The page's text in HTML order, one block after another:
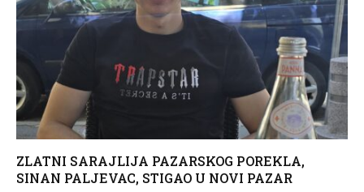
ZLATNI SARAJLIJA PAZARSKOG POREKLA,
SINAN PALJEVAC, STIGAO U NOVI PAZAR